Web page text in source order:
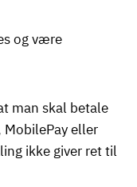
og være
man skal betale
eller
ikke giver ret til